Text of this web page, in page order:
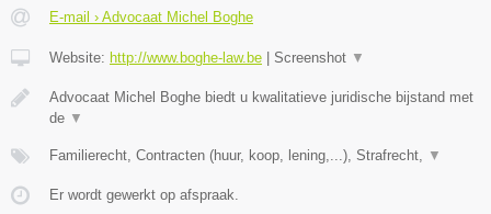
E-mail › Advocaat Michel Boghe
Website: http://www.boghe-law.be Screenshot ▼
Advocaat Michel Boghe biedt u kwalitatieve juridische bijstand met
de ▼
Familierecht, Contracten (huur, koop, lening,...), Strafrecht, ▼
Er wordt gewerkt op afspraak.